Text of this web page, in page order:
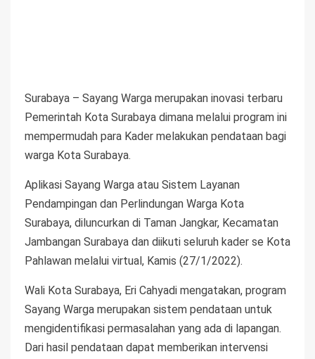
Surabaya – Sayang Warga merupakan inovasi terbaru
Pemerintah Kota Surabaya dimana melalui program ini
mempermudah para Kader melakukan pendataan bagi
warga Kota Surabaya.
Aplikasi Sayang Warga atau Sistem Layanan
Pendampingan dan Perlindungan Warga Kota
Surabaya, diluncurkan di Taman Jangkar, Kecamatan
Jambangan Surabaya dan diikuti seluruh kader se Kota
Pahlawan melalui virtual, Kamis (27/1/2022).
Wali Kota Surabaya, Eri Cahyadi mengatakan, program
Sayang Warga merupakan sistem pendataan untuk
mengidentifikasi permasalahan yang ada di lapangan.
Dari hasil pendataan dapat memberikan intervensi